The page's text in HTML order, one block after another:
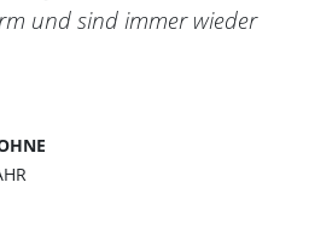
und sind immer wieder